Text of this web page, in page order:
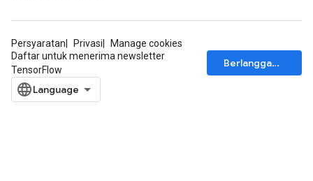
Persyaratan Privasi
Manage cookies
Daftar untuk menerima newsletter
TensorFlow
Berlangganan